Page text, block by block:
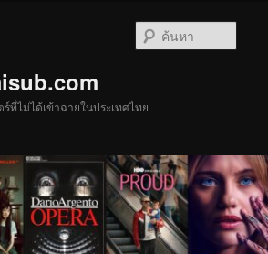
ที่ไม่ได้เข้าฉายในประเทศไทย